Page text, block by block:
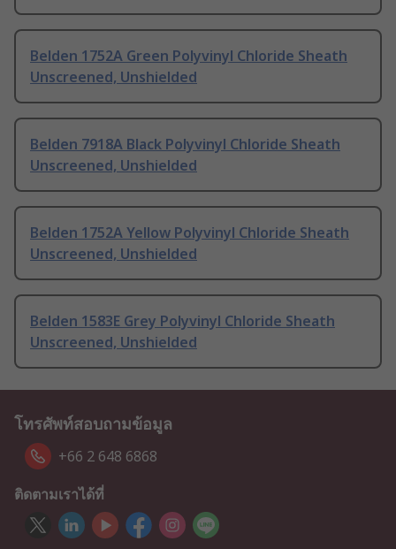
Belden 1752A Green Polyvinyl Chloride Sheath
Unscreened, Unshielded
Belden 7918A Black Polyvinyl Chloride Sheath
Unscreened, Unshielded
Belden 1752A Yellow Polyvinyl Chloride Sheath
Unscreened, Unshielded
Belden 1583E Grey Polyvinyl Chloride Sheath
Unscreened, Unshielded
โทรศัพท์สอบถามข้อมูล
+66 2 648 6868
ติดตามเราได้ที่